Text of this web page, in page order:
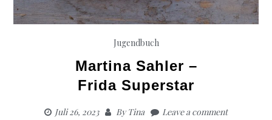
Jugendbuch
Martina Sahler –
Frida Superstar
Juli 26, 2023 ByTina Leave a comment